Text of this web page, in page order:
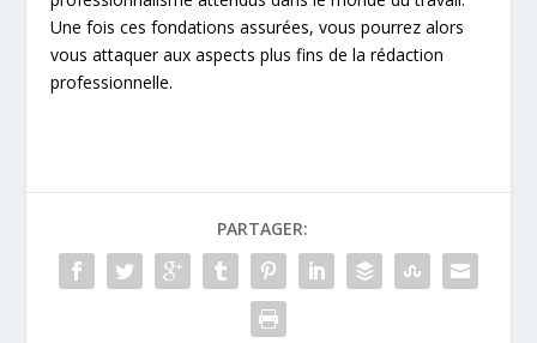
Une fois ces fondations assurées, vous pourrez alors
vous attaquer aux aspects plus fins de la rédaction
professionnelle.
PARTAGER: